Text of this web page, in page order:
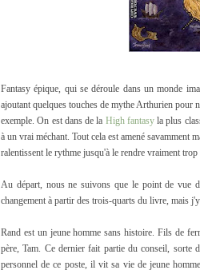
Fantasy épique, qui se déroule dans un monde
ajoutant quelques touches de mythe Arthurien
exemple. On est dans de la High fantasyla plus
à un vrai méchant. Tout cela est amené savamment
ralentissent le rythme jusqu'à le rendre vraiment trop
Au départ, nous ne suivons que le point de vue
changement à partir des trois-quarts du livre, mais
Rand est un jeune homme sans histoire. Fils de
père, Tam. Ce dernier fait partie du conseil,
personnel de ce poste, il vit sa vie de jeune